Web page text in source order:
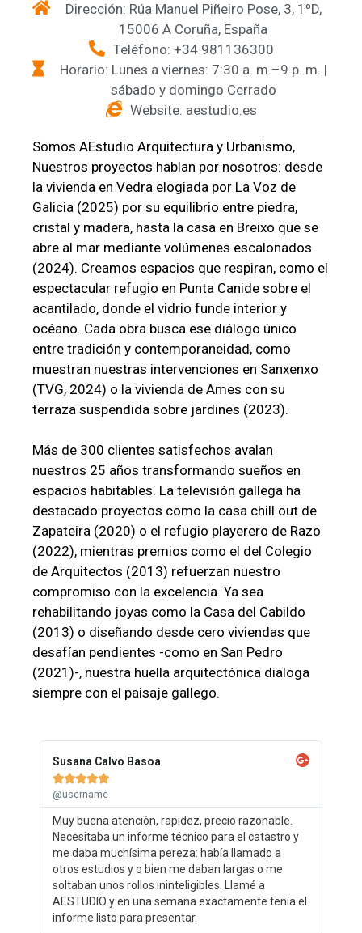
Dirección: Rúa Manuel Piñeiro Pose, 3, 1ºD,
15006 A Coruña, España
Teléfono: +34 981136300
Horario: Lunes a viernes: 7:30 a. m.–9 p. m. |
sábado y domingo Cerrado
Website: aestudio.es
Somos AEstudio Arquitectura y Urbanismo,
Nuestros proyectos hablan por nosotros: desde
la vivienda en Vedra elogiada por La Voz de
Galicia (2025) por su equilibrio entre piedra,
cristal y madera, hasta la casa en Breixo que se
abre al mar mediante volúmenes escalonados
(2024). Creamos espacios que respiran, como el
espectacular refugio en Punta Canide sobre el
acantilado, donde el vidrio funde interior y
océano. Cada obra busca ese diálogo único
entre tradición y contemporaneidad, como
muestran nuestras intervenciones en Sanxenxo
(TVG, 2024) o la vivienda de Ames con su
terraza suspendida sobre jardines (2023).
Más de 300 clientes satisfechos avalan
nuestros 25 años transformando sueños en
espacios habitables. La televisión gallega ha
destacado proyectos como la casa chill out de
Zapateira (2020) o el refugio playerero de Razo
(2022), mientras premios como el del Colegio
de Arquitectos (2013) refuerzan nuestro
compromiso con la excelencia. Ya sea
rehabilitando joyas como la Casa del Cabildo
(2013) o diseñando desde cero viviendas que
desafían pendientes -como en San Pedro
(2021)-, nuestra huella arquitectónica dialoga
siempre con el paisaje gallego.
Susana Calvo Basoa

@username
Muy buena atención, rapidez, precio razonable.
Necesitaba un informe técnico para el catastro y
me daba muchísima pereza: había llamado a
otros estudios y o bien me daban largas o me
soltaban unos rollos ininteligibles. Llamé a
AESTUDIO y en una semana exactamente tenía el
informe listo para presentar.